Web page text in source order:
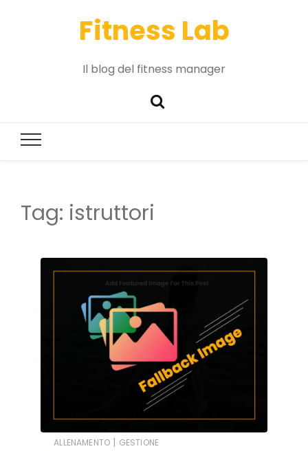
Fitness Lab
Il blog del fitness manager
Tag: istruttori
ALLENAMENTO | GESTIONE